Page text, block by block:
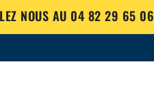
NOUS AU 04 82 29 65 06